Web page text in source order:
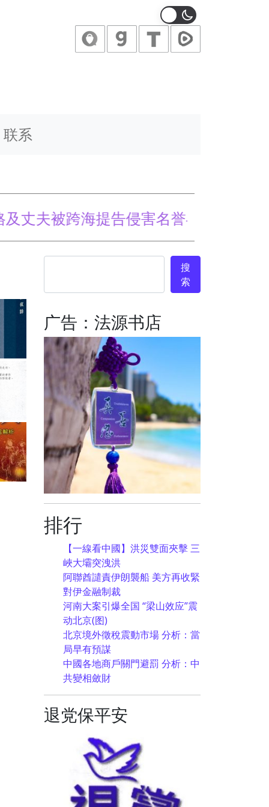
联系
被跨海提告侵害名誉与隐私权(图)
搜
索
广告：法源书店
排行
【一線看中國】洪災雙面夾擊 三
峽大壩突洩洪
阿聯酋譴責伊朗襲船 美方再收緊
對伊金融制裁
河南大案引爆全国 “梁山效应”震
动北京(图)
北京境外徵稅震動市場 分析：當
局早有預謀
中國各地商戶關門避罰 分析：中
共變相斂財
退党保平安